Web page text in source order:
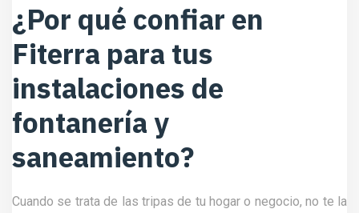
¿Por qué confiar en
Fiterra para tus
instalaciones de
fontanería y
saneamiento?
Cuando se trata de las tripas de tu hogar o negocio, no te la